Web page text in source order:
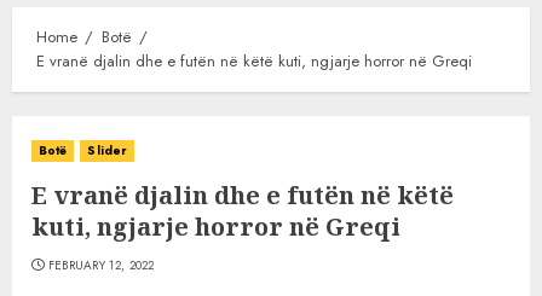
Home
Botë
E vranë djalin dhe e futën në këtë kuti, ngjarje horror në Greqi
Botë Slider
E vranë djalin dhe e futën në këtë
kuti, ngjarje horror në Greqi
FEBRUARY 12, 2022